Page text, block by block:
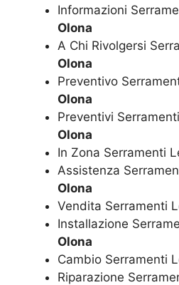
Informazioni
Olona
A Chi Rivolgersi
Olona
Preventivo
Olona
Preventivi
Olona
In Zona Serramenti
Assistenza
Olona
Vendita Serramenti
Installazione
Olona
Cambio Serramenti
Riparazione